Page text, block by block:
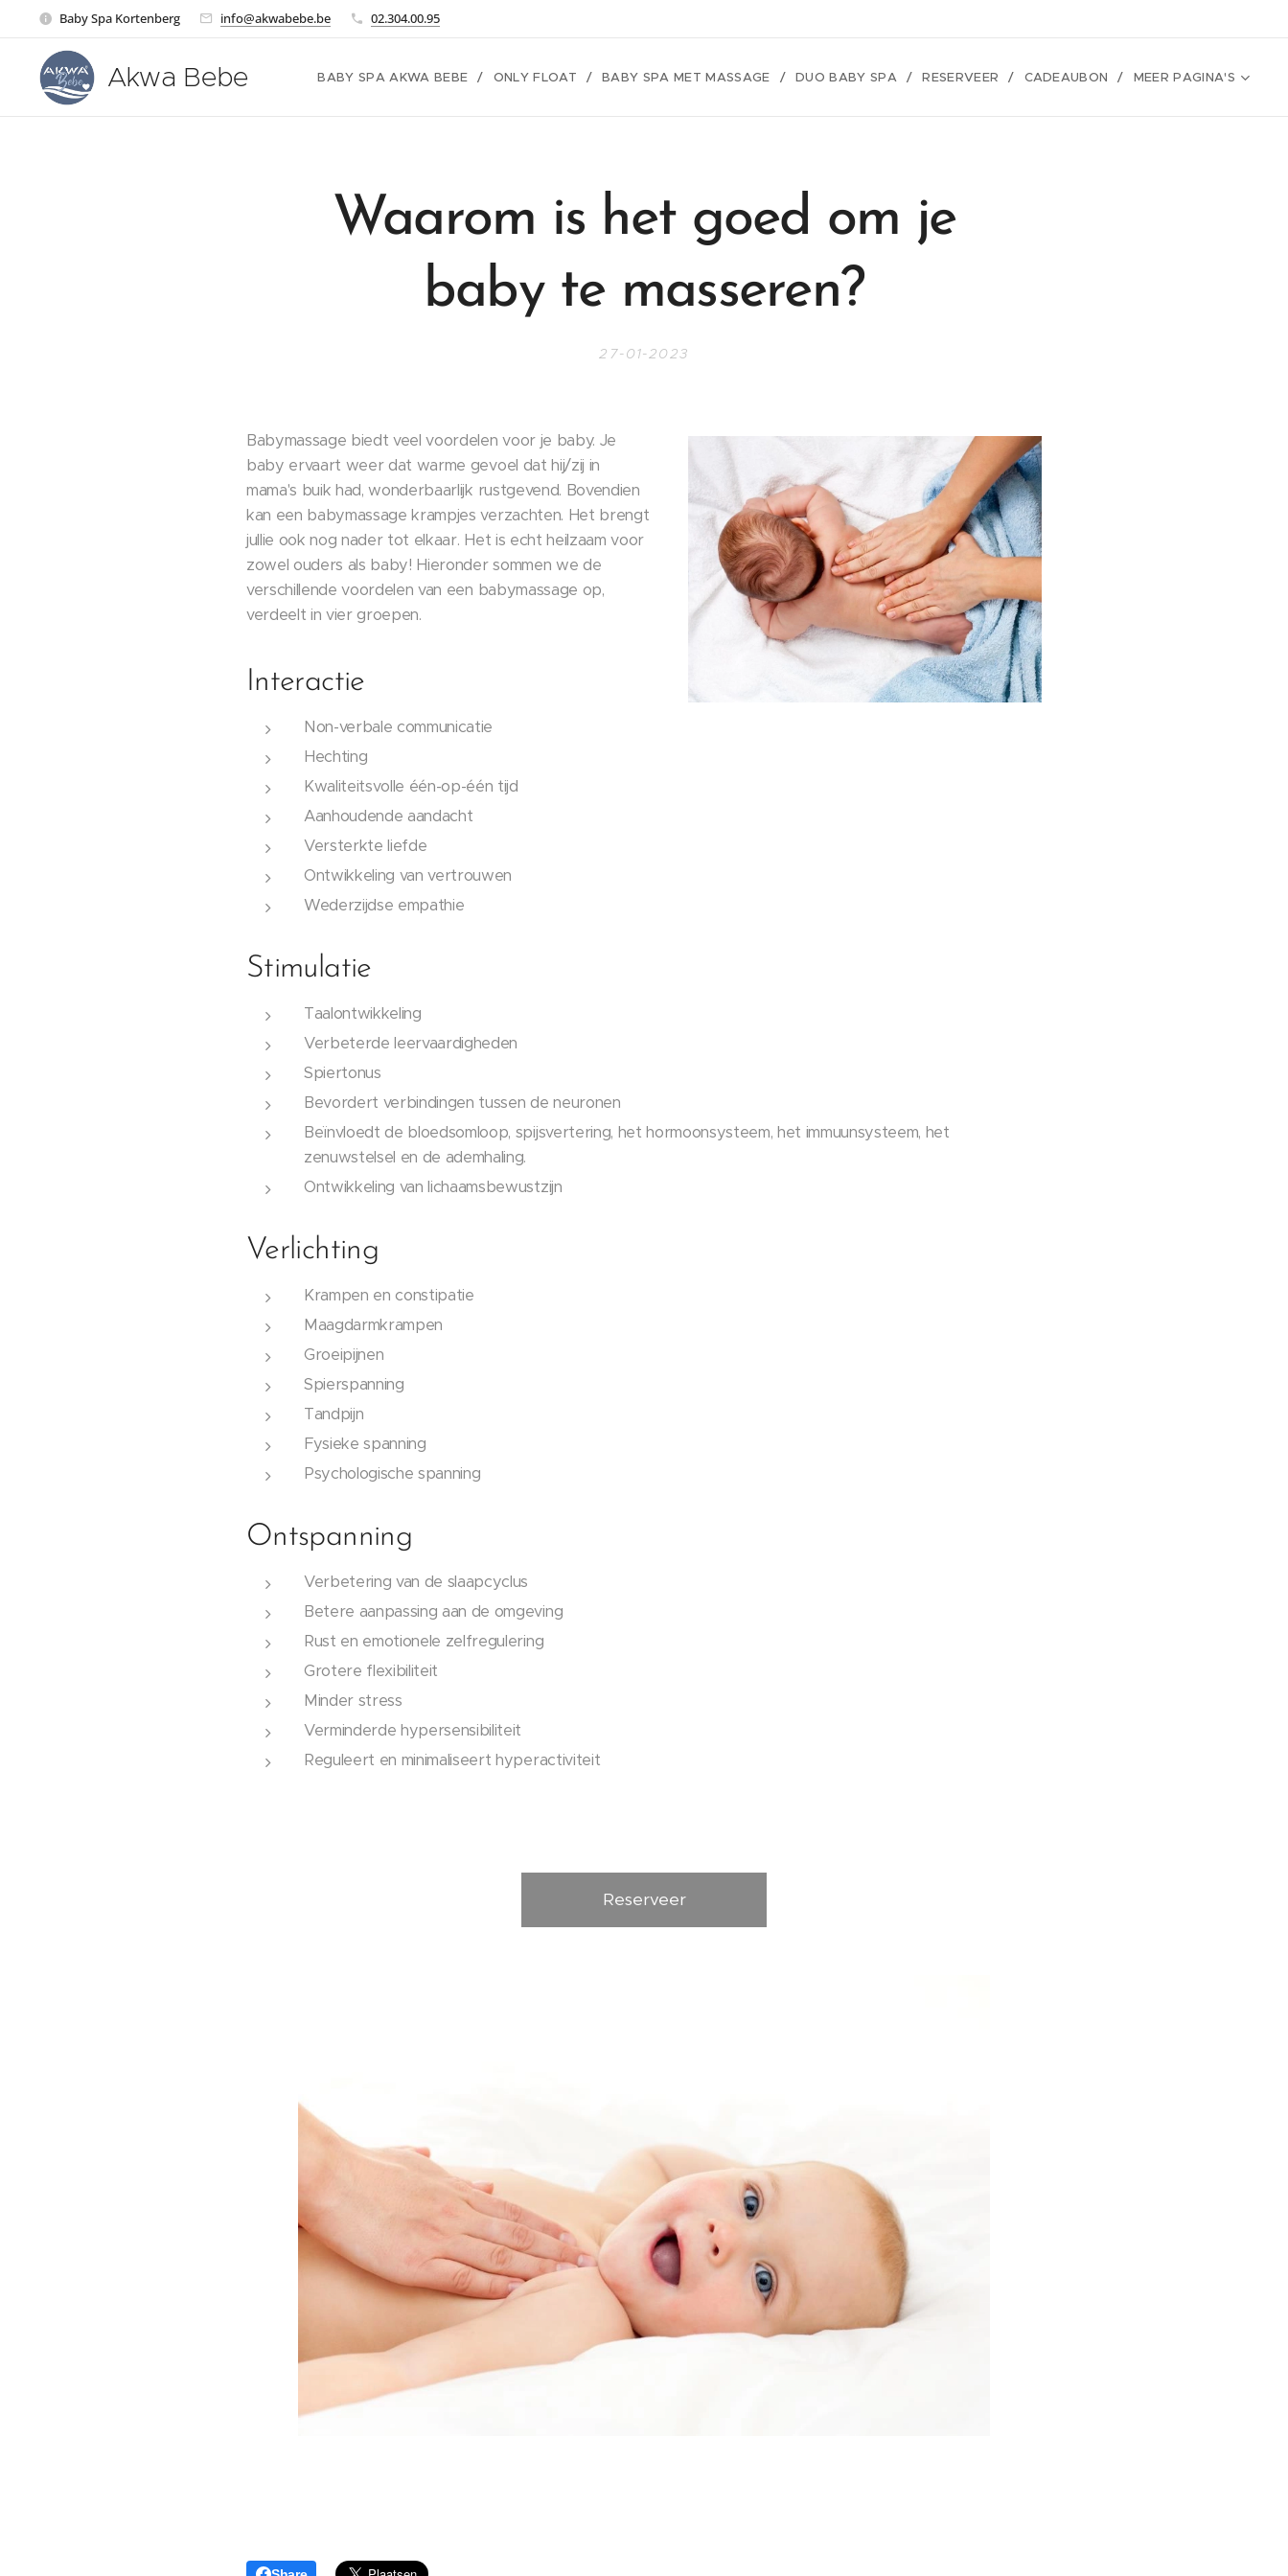
Baby Spa Kortenberg info@akwabebe.be 02.304.00.95
Akwa Bebe BABY SPA AKWA BEBE ONLY FLOAT BABY SPA MET MASSAGE DUO BABY SPA RESERVEER CADEAUBON MEER PAGINA'S
Waarom is het goed om je
baby te masseren?
27-01-2023
Babymassage biedt veel voordelen voor je baby. Je
baby ervaart weer dat warme gevoel dat hij/zij in
mama's buik had, wonderbaarlijk rustgevend. Bovendien
kan een babymassage krampjes verzachten. Het brengt
jullie ook nog nader tot elkaar. Het is echt heilzaam voor
zowel ouders als baby! Hieronder sommen we de
verschillende voordelen van een babymassage op,
verdeelt in vier groepen.
Interactie
Non-verbale communicatie
Hechting
Kwaliteitsvolle één-op-één tijd
Aanhoudende aandacht
Versterkte liefde
Ontwikkeling van vertrouwen
Wederzijdse empathie
Stimulatie
Taalontwikkeling
Verbeterde leervaardigheden
Spiertonus
Bevordert verbindingen tussen de neuronen
Beïnvloedt de bloedsomloop, spijsvertering, het hormoonsysteem, het immuunsysteem, het
zenuwstelsel en de ademhaling.
Ontwikkeling van lichaamsbewustzijn
Verlichting
Krampen en constipatie
Maagdarmkrampen
Groeipijnen
Spierspanning
Tandpijn
Fysieke spanning
Psychologische spanning
Ontspanning
Verbetering van de slaapcyclus
Betere aanpassing aan de omgeving
Rust en emotionele zelfregulering
Grotere flexibiliteit
Minder stress
Verminderde hypersensibiliteit
Reguleert en minimaliseert hyperactiviteit
Reserveer